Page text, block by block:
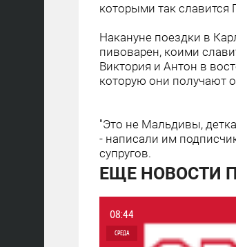
которыми так славится
Накануне поездки в
пивоварен, коими
Виктория и Антон в
которую они получают о
"Это не Мальдивы,
- написали им
супругов.
ЕЩЕ НОВОСТИ
08:44
СРЕДА